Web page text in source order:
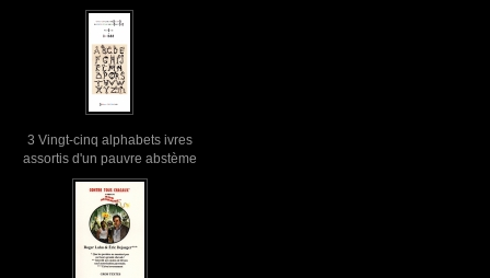
3 Vingt-cinq alphabets ivres
assortis d'un pauvre abstème